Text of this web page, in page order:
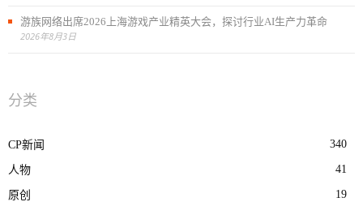
游族网络出席2026上海游戏产业精英大会，探讨行业AI生产力革命
2026年8月3日
分类
CP新闻 340
人物 41
原创 19